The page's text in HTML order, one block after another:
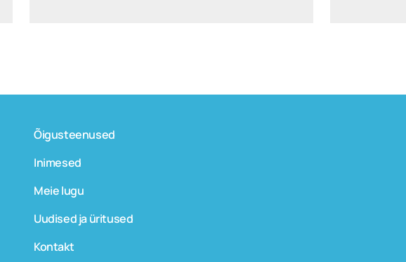
Õigusteenused
Inimesed
Meie lugu
Uudised ja üritused
Kontakt